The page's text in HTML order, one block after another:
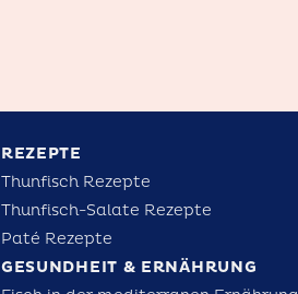
REZEPTE
Thunfisch Rezepte
Thunfisch-Salate Rezepte
Paté Rezepte
GESUNDHEIT & ERNÄHRUNG